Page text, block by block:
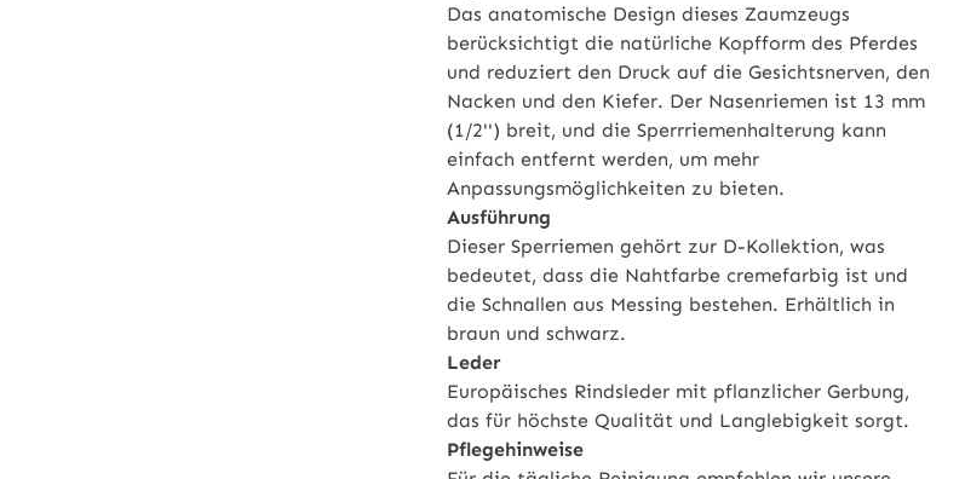
Das anatomische Design dieses Zaumzeugs
berücksichtigt die natürliche Kopfform des Pferdes
und reduziert den Druck auf die Gesichtsnerven, den
Nacken und den Kiefer. Der Nasenriemen ist 13 mm
(1/2'') breit, und die Sperrriemenhalterung kann
einfach entfernt werden, um mehr
Anpassungsmöglichkeiten zu bieten.
Ausführung
Dieser Sperriemen gehört zur D-Kollektion, was
bedeutet, dass die Nahtfarbe cremefarbig ist und
die Schnallen aus Messing bestehen. Erhältlich in
braun und schwarz.
Leder
Europäisches Rindsleder mit pflanzlicher Gerbung,
das für höchste Qualität und Langlebigkeit sorgt.
Pflegehinweise